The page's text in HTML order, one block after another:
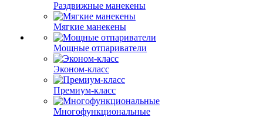
Раздвижные манекены
Мягкие манекены
Мощные отпариватели
Эконом-класс
Премиум-класс
Многофункциональные